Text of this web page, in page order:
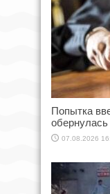
Попытка
07.08.2026